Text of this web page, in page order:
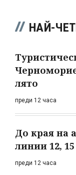
НАЙ-
лято
преди 12 часа
До края на
линии 12,
преди 12 часа